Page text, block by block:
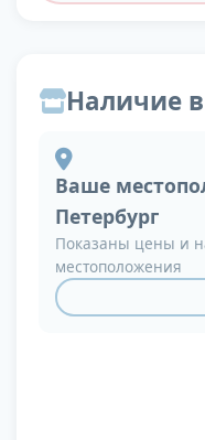
Наличие
Ваше
Петербург
Показаны цены и
местоположения